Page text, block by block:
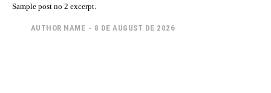
Sample post no 2 excerpt.
AUTHOR NAME - 8 DE AUGUST DE 2026